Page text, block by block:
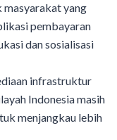
yang
pembayaran
dan sosialisasi
infrastruktur
Indonesia masih
menjangkau lebih